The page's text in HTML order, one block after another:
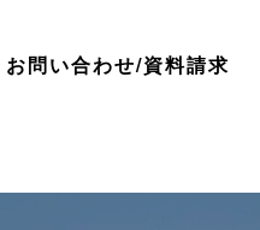
お問い合わせ/資料請求